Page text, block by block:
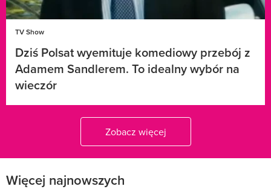
TV Show
Dziś Polsat wyemituje komediowy przebój z
Adamem Sandlerem. To idealny wybór na
wieczór
Zobacz więcej
Więcej najnowszych